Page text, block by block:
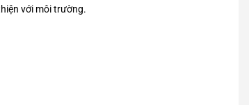
với môi trường.